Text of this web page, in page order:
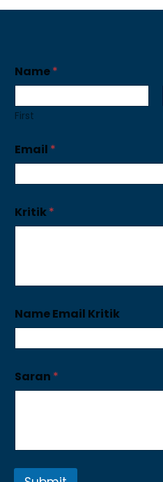
Name*
First
Email *
Kritik*
Name Email Kritik
Saran *